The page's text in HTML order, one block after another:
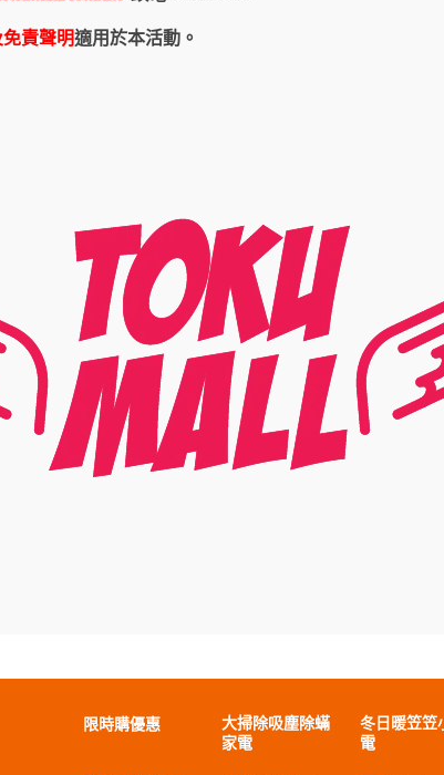
責聲明適用於本活動。
限時購優惠
大掃除吸塵除蟎
家電
冬日暖笠笠
電